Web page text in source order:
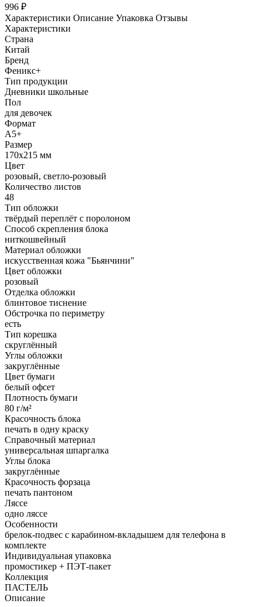
996 ₽
Характеристики Описание Упаковка Отзывы
Характеристики
Страна
Китай
Бренд
Феникс+
Тип продукции
Дневники школьные
Пол
для девочек
Формат
А5+
Размер
170x215 мм
Цвет
розовый, светло-розовый
Количество листов
48
Тип обложки
твёрдый переплёт с поролоном
Способ скрепления блока
ниткошвейный
Материал обложки
искусственная кожа "Бьянчини"
Цвет обложки
розовый
Отделка обложки
блинтовое тиснение
Обстрочка по периметру
есть
Тип корешка
скруглённый
Углы обложки
закруглённые
Цвет бумаги
белый офсет
Плотность бумаги
80 г/м²
Красочность блока
печать в одну краску
Справочный материал
универсальная шпаргалка
Углы блока
закруглённые
Красочность форзаца
печать пантоном
Ляссе
одно ляссе
Особенности
брелок-подвес с карабином-вкладышем для телефона в
комплекте
Индивидуальная упаковка
промостикер + ПЭТ-пакет
Коллекция
ПАСТЕЛЬ
Описание